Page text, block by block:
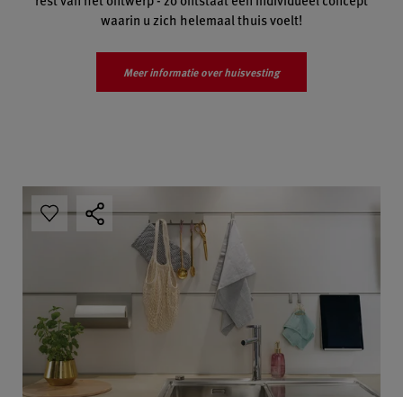
waarin u zich helemaal thuis voelt!
Meer informatie over huisvesting